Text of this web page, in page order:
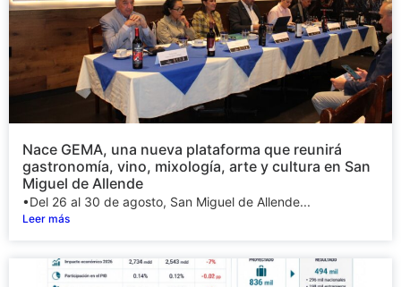
Nace GEMA, una nueva plataforma que reunirá
gastronomía, vino, mixología, arte y cultura en San
Miguel de Allende
•Del 26 al 30 de agosto, San Miguel de Allende...
Leer más